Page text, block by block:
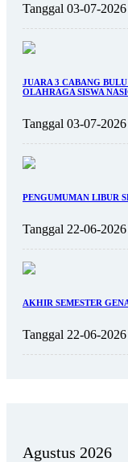
Tanggal 03-07-
JUARA 3 CABANG
OLAHRAGA SISWA
Tanggal 03-07-
PENGUMUMAN LIBUR
Tanggal 22-06-
AKHIR SEMESTER
Tanggal 22-06-
Agustus 2026